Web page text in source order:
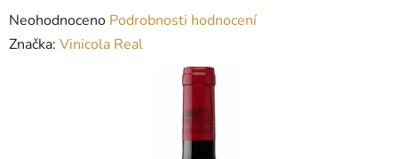
Průměrné
hodnocení
Neohodnoceno Podrobnosti hodnocení
Značka: Vinicola Real